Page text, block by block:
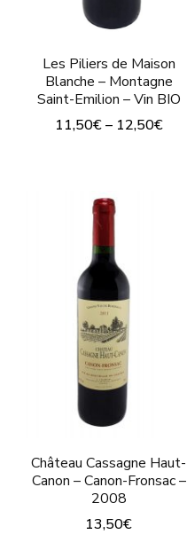
Les Piliers de Maison
Blanche – Montagne
Saint-Emilion – Vin BIO
11,50€– 12,50€
a
variations.
Les
options
peuvent
être
choisies
sur
la
page
Château Cassagne Haut-
Canon – Canon-Fronsac –
2008
13,50€